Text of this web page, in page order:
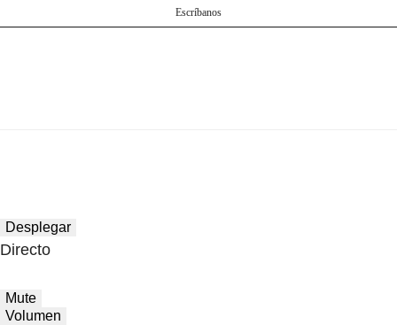
Escríbanos
Desplegar
Directo
Mute
Volumen